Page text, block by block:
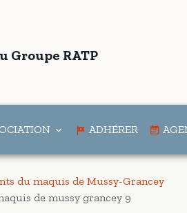
Groupe RATP
ADHÉRER
du maquis de Mussy-Grancey
de mussy grancey 9